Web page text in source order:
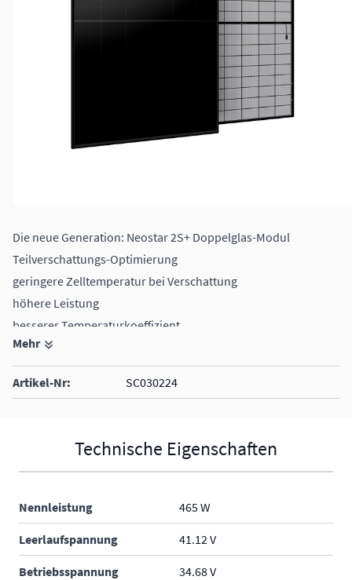
Die neue Generation: Neostar 2S+ Doppelglas-Modul
Teilverschattungs-Optimierung
geringere Zelltemperatur bei Verschattung
höhere Leistung
besserer Temperaturkoeffizient
Widerstandsfähigkeit gegen Mikrorisse
Mehr
Artikel-Nr: SC030224
Technische Eigenschaften
Nennleistung 465 W
Leerlaufspannung 41.12 V
Betriebsspannung 34.68 V